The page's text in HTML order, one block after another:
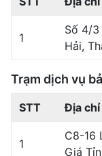
1
Số 4/3
Hải,
Trạm dịch vụ
STT Địa chỉ
1
C8-16
Giá